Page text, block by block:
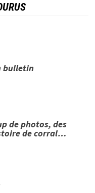
bulletin
de photos, des
de corral…